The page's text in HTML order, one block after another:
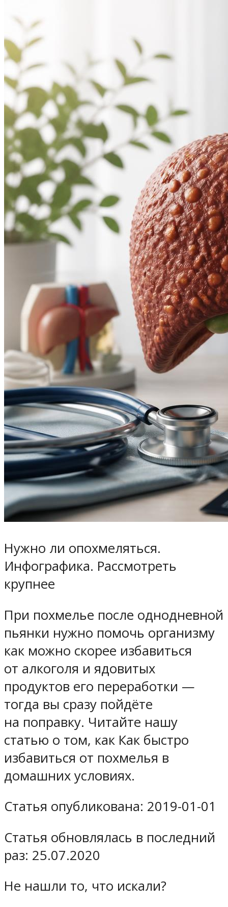
Нужно ли опохмеляться.
Инфографика. Рассмотреть
крупнее
При похмелье после однодневной
пьянки нужно помочь организму
как можно скорее избавиться
от алкоголя и ядовитых
продуктов его переработки —
тогда вы сразу пойдёте
на поправку. Читайте нашу
статью о том, как Как быстро
избавиться от похмелья в
домашних условиях.
Статья опубликована: 2019-01-01
Статья обновлялась в последний
раз: 25.07.2020
Не нашли то, что искали?